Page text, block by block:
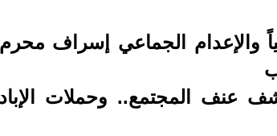
والإعدام الجماعي إسراف
عنف المجتمع.. وحملات